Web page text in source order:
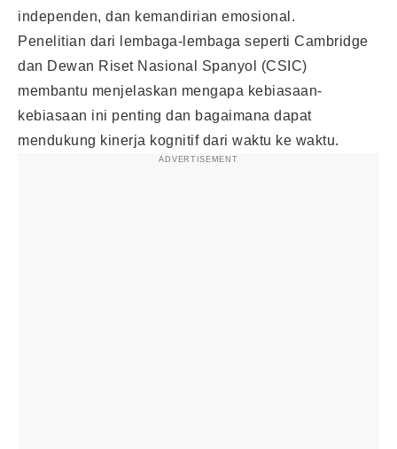
independen, dan kemandirian emosional.
Penelitian dari lembaga-lembaga seperti Cambridge
dan Dewan Riset Nasional Spanyol (CSIC)
membantu menjelaskan mengapa kebiasaan-
kebiasaan ini penting dan bagaimana dapat
mendukung kinerja kognitif dari waktu ke waktu.
ADVERTISEMENT